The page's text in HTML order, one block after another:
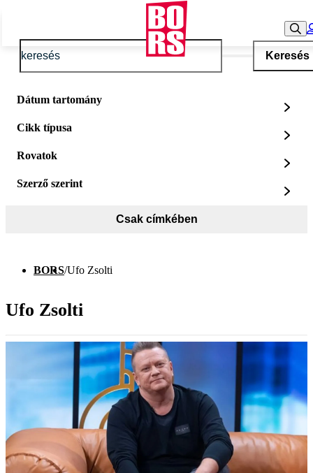
Keresés
Dátum tartomány
Cikk típusa
Rovatok
Szerző szerint
Csak címkében
BORS/Ufo Zsolti
Ufo Zsolti